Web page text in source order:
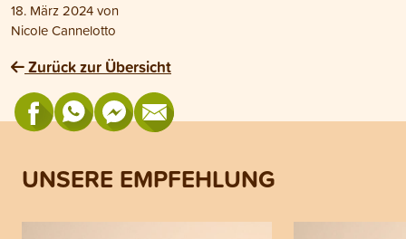
18. März 2024von
Nicole Cannelotto
Zurück zur Übersicht
UNSERE EMPFEHLUNG